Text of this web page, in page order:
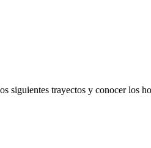
siguientes trayectos y conocer los